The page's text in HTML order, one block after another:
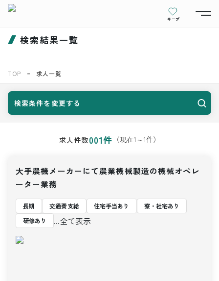
キープ
検索結果一覧
TOP 求人一覧
検索条件を変更する
求人件数001件 （現在1 ～1件）
大手農機メーカーにて農業機械製造の機械オペレ
ーター業務
長期 交通費支給 住宅手当あり
寮・社宅あり
研修あり
...全て表示